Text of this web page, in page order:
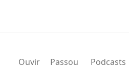
Ouvir Passou Podcasts